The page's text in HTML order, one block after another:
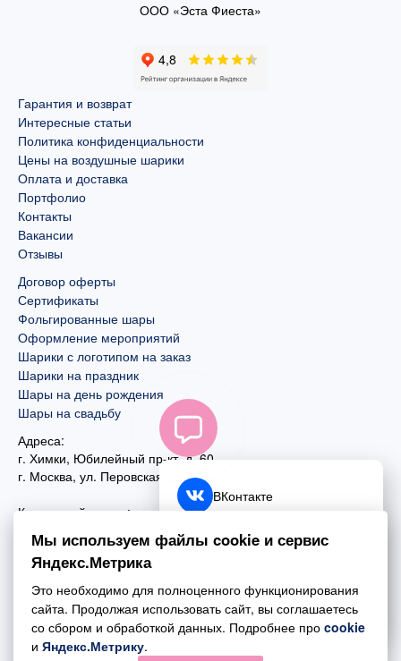
ООО «Эста Фиеста»
Гарантия и возврат
Интересные статьи
Политика конфиденциальности
Цены на воздушные шарики
Оплата и доставка
Портфолио
Контакты
Вакансии
Отзывы
Договор оферты
Сертификаты
Фольгированные шары
Оформление мероприятий
Шарики с логотипом на заказ
Шарики на праздник
Шары на день рождения
Шары на свадьбу
Адреса:
г. Химки, Юбилейный пр-кт, д. 60
г. Москва, ул. Перовская, д. 59
Контактный номер:
+7 (495) 970-44-75
Почта:
mail@esta-fiesta.ru
Режим работы интернет-магазина:
ПН-ВС с 09:00 до 21:00
ВКонтакте
Telegram
Обратный звонок
Мы используем файлы cookie и сервис
Яндекс.Метрика
Это необходимо для полноценного функционирования
сайта. Продолжая использовать сайт, вы соглашаетесь
со сбором и обработкой данных. Подробнее про cookie
и Яндекс.Метрику.